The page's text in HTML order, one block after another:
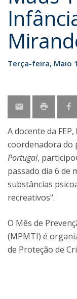
Terça-feira, Maio
A docente da FEP,
coordenadora do
Portugal,
passado dia 6 de
substâncias
recreativos".
O Mês de
(MPMTI) é
de Proteção de